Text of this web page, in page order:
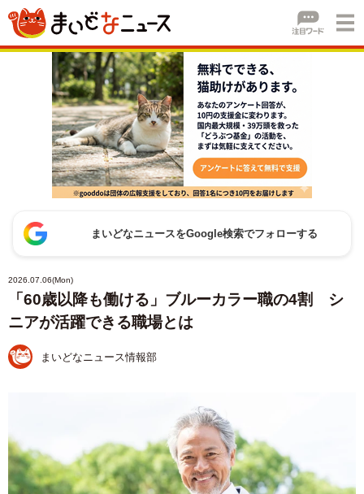
まいどなニュースをGoogle検索でフォローする
2026.07.06(Mon)
「60歳以降も働ける」ブルーカラー職の4割 シ
ニアが活躍できる職場とは
まいどなニュース情報部